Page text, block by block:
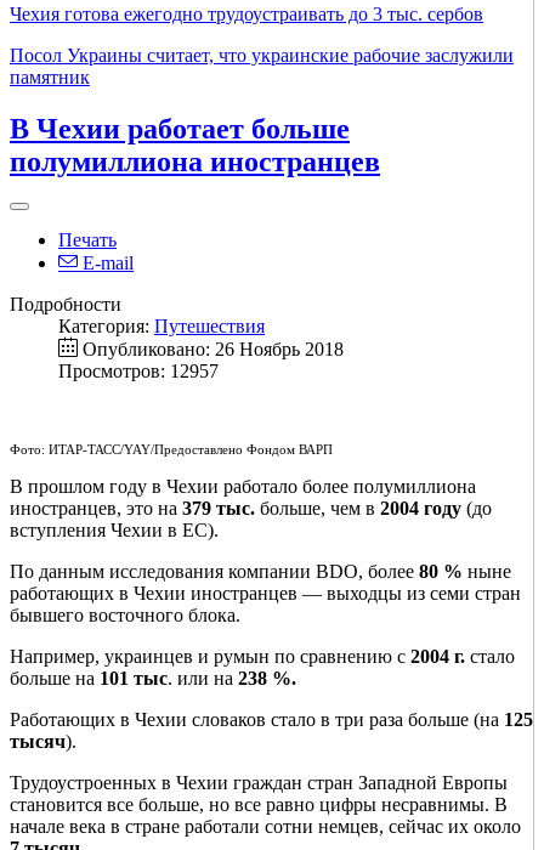
Чехия готова ежегодно трудоустраивать до 3 тыс. сербов
Посол Украины считает, что украинские рабочие заслужили
памятник
В Чехии работает больше
полумиллиона иностранцев
Печать
E-mail
Подробности
Категория: Путешествия
Опубликовано: 26 Ноябрь 2018
Просмотров: 12957
Фото: ИТАР-ТАСС/YAY/Предоставлено Фондом ВАРП
В прошлом году в Чехии работало более полумиллиона
иностранцев, это на 379 тыс. больше, чем в 2004 году (до
вступления Чехии в ЕС).
По данным исследования компании BDO, более 80 % ныне
работающих в Чехии иностранцев — выходцы из семи стран
бывшего восточного блока.
Например, украинцев и румын по сравнению с 2004 г. стало
больше на 101 тыс. или на 238 %.
Работающих в Чехии словаков стало в три раза больше (на 125
тысяч).
Трудоустроенных в Чехии граждан стран Западной Европы
становится все больше, но все равно цифры несравнимы. В
начале века в стране работали сотни немцев, сейчас их около